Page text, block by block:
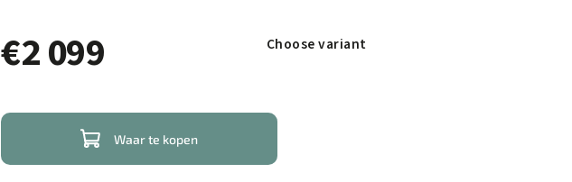
€2 099 Choose variant
Waar te kopen